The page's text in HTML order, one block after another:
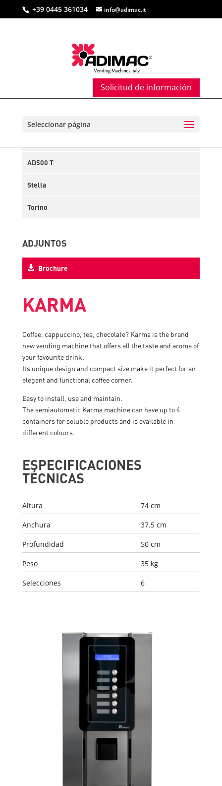
+39 0445 361034 info@adimac.it
Solicitud de información
Seleccionar página
AD500 T
Stella
Torino
ADJUNTOS
Brochure
KARMA
Coffee, cappuccino, tea, chocolate? Karma is the brand
new vending machine that offers all the taste and aroma of
your favourite drink.
Its unique design and compact size make it perfect for an
elegant and functional coffee corner.
Easy to install, use and maintain.
The semiautomatic Karma machine can have up to 4
containers for soluble products and is available in
different colours.
ESPECIFICACIONES
TÉCNICAS
Altura 74 cm
Anchura 37.5 cm
Profundidad 50 cm
Peso 35 kg
Selecciones 6